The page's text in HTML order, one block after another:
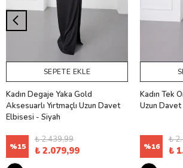
SEPETE EKLE
Kadın Degaje Yaka Gold
Aksesuarlı Yırtmaçlı Uzun Davet
Elbisesi - Siyah
%15
₺ 2.439,99
₺ 2.079,99
Kadın Tek
Uzun
%16
₺
₺